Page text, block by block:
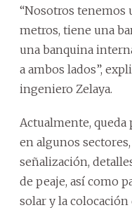
“Nosotros tenemos
metros, tiene una
una banquina
a ambos lados”,
ingeniero Zelaya.
Actualmente,
en algunos
señalización,
de peaje, así como
solar y la